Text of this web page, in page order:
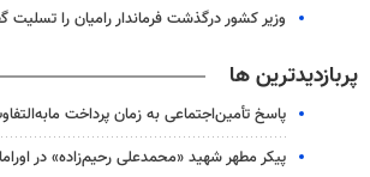
وزیر کشور درگذشت فرماندار رامیان را تسلیت
پربازدیدترین ها
پاسخ تأمین‌اجتماعی به زمان پرداخت
پیکر مطهر شهید «محمدعلی رحیم‌زاده» در